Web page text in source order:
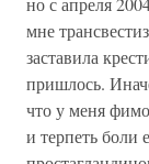
мне
заставила
пришлось.
что у меня
и терпеть боли